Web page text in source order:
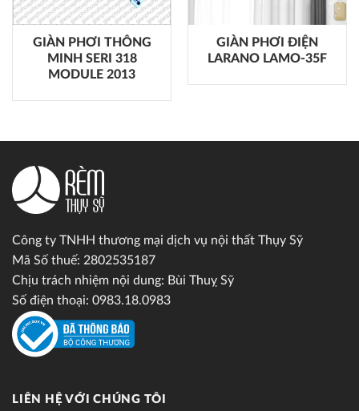
GIÀN PHƠI THÔNG
MINH SERI 318
MODULE 2013
GIÀN PHƠI ĐIỆN
LARANO LAMO-35F
Công ty TNHH thương mại dịch vụ nội thất Thụy Sỹ
Mã Số thuế: 2802535187
Chịu trách nhiệm nội dung: Bùi Thuỵ Sỹ
Số điện thoại: 0983.18.0983
LIÊN HỆ VỚI CHÚNG TÔI